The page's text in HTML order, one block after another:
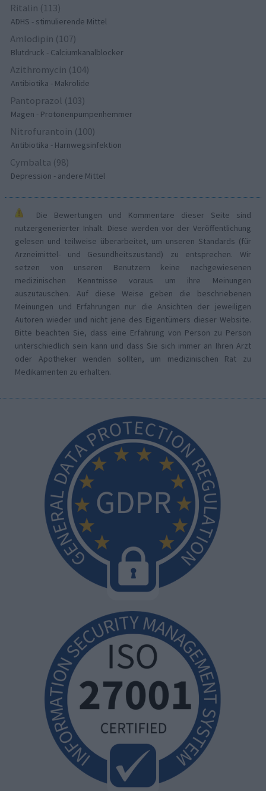
Ritalin (113)
ADHS - stimulierende Mittel
Amlodipin (107)
Blutdruck - Calciumkanalblocker
Azithromycin (104)
Antibiotika - Makrolide
Pantoprazol (103)
Magen - Protonenpumpenhemmer
Nitrofurantoin (100)
Antibiotika - Harnwegsinfektion
Cymbalta (98)
Depression - andere Mittel
Die Bewertungen und Kommentare dieser Seite sind
nutzergenerierter Inhalt. Diese werden vor der Veröffentlichung
gelesen und teilweise überarbeitet, um unseren Standards (für
Arzneimittel- und Gesundheitszustand) zu entsprechen. Wir
setzen von unseren Benutzern keine nachgewiesenen
medizinischen Kenntnisse voraus um ihre Meinungen
auszutauschen. Auf diese Weise geben die beschriebenen
Meinungen und Erfahrungen nur die Ansichten der jeweiligen
Autoren wieder und nicht jene des Eigentümers dieser Website.
Bitte beachten Sie, dass eine Erfahrung von Person zu Person
unterschiedlich sein kann und dass Sie sich immer an Ihren Arzt
oder Apotheker wenden sollten, um medizinischen Rat zu
Medikamenten zu erhalten.